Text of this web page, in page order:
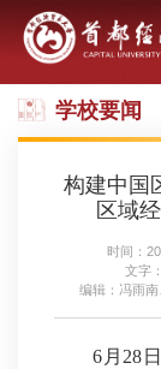
学校要闻
构建中国
区域
时间：
文字
编辑：冯雨
6月28